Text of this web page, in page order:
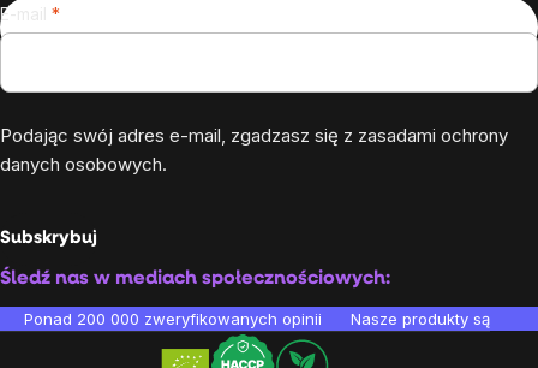
E-mail
Podając swój adres e-mail, zgadzasz się z zasadami ochrony
danych osobowych.
Subskrybuj
Śledź nas w mediach społecznościowych:
Ponad 200 000 zweryfikowanych opinii Nasze produkty są